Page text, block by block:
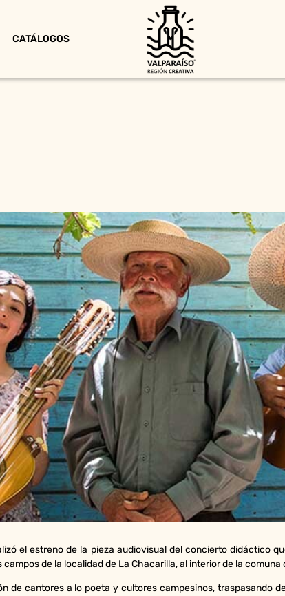
CATÁLOGOS
el estreno de la pieza audiovisual del concierto didáctico
de la localidad de La Chacarilla, al interior de la comuna
de cantores a lo poeta y cultores campesinos, traspasando